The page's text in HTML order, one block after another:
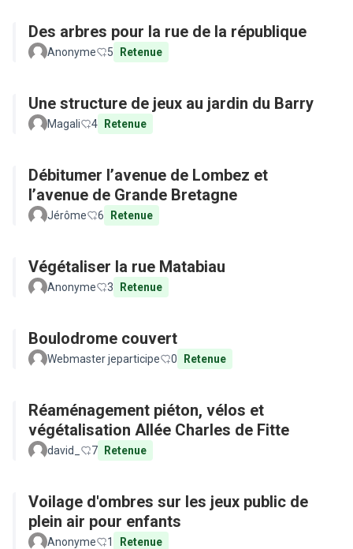
Des arbres pour la rue de la république
Anonyme 5 Retenue
Une structure de jeux au jardin du Barry
Magali 4 Retenue
Débitumer l’avenue de Lombez et
l’avenue de Grande Bretagne
Jérôme 6 Retenue
Végétaliser la rue Matabiau
Anonyme 3 Retenue
Boulodrome couvert
Webmaster jeparticipe 0 Retenue
Réaménagement piéton, vélos et
végétalisation Allée Charles de Fitte
david_ 7 Retenue
Voilage d'ombres sur les jeux public de
plein air pour enfants
Anonyme 1 Retenue